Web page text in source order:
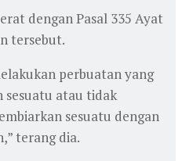
dengan Pasal 335 Ayat
tersebut.
perbuatan yang
sesuatu atau tidak
sesuatu dengan
terang dia.